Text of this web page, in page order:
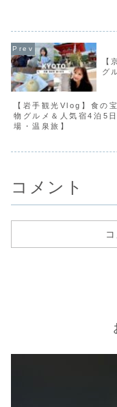
【
グ
【岩手観光Vlog】食の
物グルメ＆人気宿4泊5
場・温泉旅】
コメント